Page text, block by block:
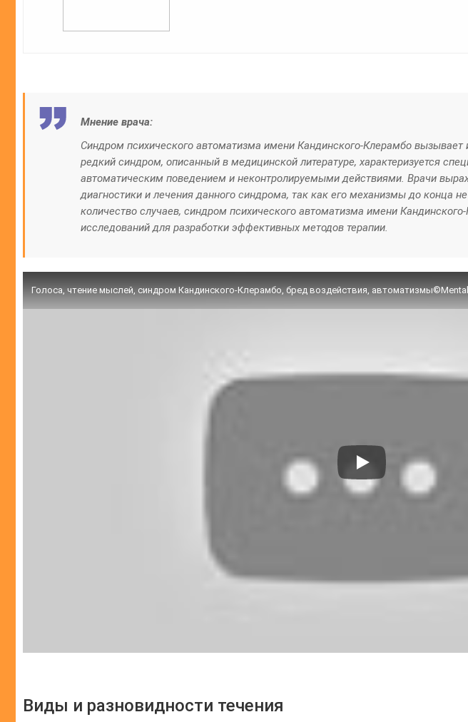
Мнение врача:
Синдром психического автоматизма имени Кандинского-Клерамбо вызывает
редкий синдром, описанный в медицинской литературе, характеризуется
автоматическим поведением и неконтролируемыми действиями. Врачи
диагностики и лечения данного синдрома, так как его механизмы до конца
количество случаев, синдром психического автоматизма имени
исследований для разработки эффективных методов терапии.
Голоса, чтение мыслей, синдром Кандинского-Клерамбо, бред воздействия,
Виды и разновидности течения